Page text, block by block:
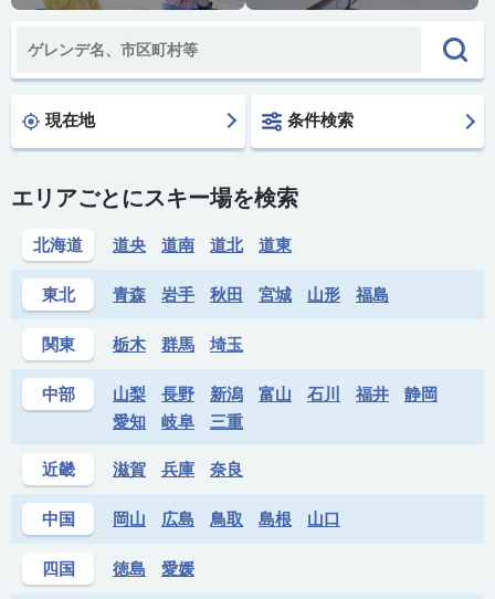
現在地 条件検索
エリアごとにスキー場を検索
北海道 道央 道南 道北 道東
東北 青森 岩手 秋田 宮城 山形 福島
関東 栃木 群馬 埼玉
中部 山梨 長野 新潟 富山 石川 福井
静岡
愛知
岐阜 三重
近畿 滋賀 兵庫 奈良
中国 岡山 広島 鳥取 島根 山口
四国 徳島 愛媛